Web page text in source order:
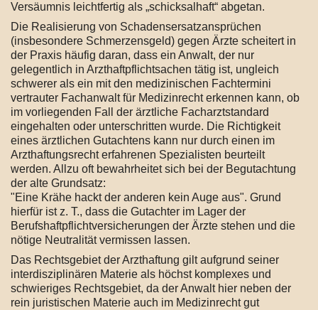
Versäumnis leichtfertig als „schicksalhaft“ abgetan.
Die Realisierung von Schadensersatzansprüchen
(insbesondere Schmerzensgeld) gegen Ärzte scheitert in
der Praxis häufig daran, dass ein Anwalt, der nur
gelegentlich in Arzthaftpflichtsachen tätig ist, ungleich
schwerer als ein mit den medizinischen Fachtermini
vertrauter Fachanwalt für Medizinrecht erkennen kann, ob
im vorliegenden Fall der ärztliche Facharztstandard
eingehalten oder unterschritten wurde. Die Richtigkeit
eines ärztlichen Gutachtens kann nur durch einen im
Arzthaftungsrecht erfahrenen Spezialisten beurteilt
werden. Allzu oft bewahrheitet sich bei der Begutachtung
der alte Grundsatz:
"Eine Krähe hackt der anderen kein Auge aus". Grund
hierfür ist z. T., dass die Gutachter im Lager der
Berufshaftpflichtversicherungen der Ärzte stehen und die
nötige Neutralität vermissen lassen.
Das Rechtsgebiet der Arzthaftung gilt aufgrund seiner
interdisziplinären Materie als höchst komplexes und
schwieriges Rechtsgebiet, da der Anwalt hier neben der
rein juristischen Materie auch im Medizinrecht gut